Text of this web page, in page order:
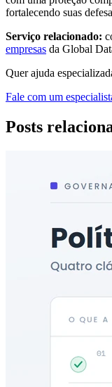
fortalecendo suas
Serviço relacionado:
empresas da Global
Quer ajuda
Fale com um
Posts